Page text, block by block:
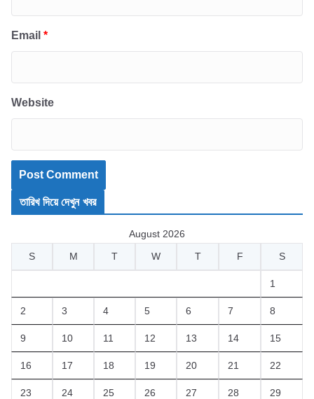
Email *
Website
তারিখ দিয়ে দেখুন খবর
August 2026
S
M T W T F S
1
2 3 4 5 6 7 8
9 10 11 12 13 14 15
16 17 18 19 20 21 22
23 24 25 26 27 28 29